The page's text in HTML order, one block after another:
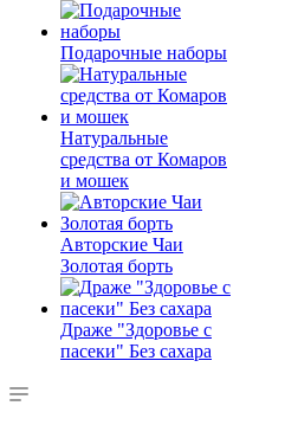
Подарочные наборы
Натуральные
средства от Комаров
и мошек
Авторские Чаи
Золотая борть
Драже "Здоровье с
пасеки" Без сахара